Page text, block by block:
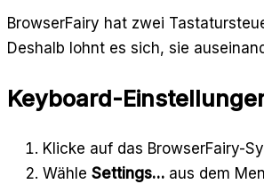
BrowserFairy hat zwei
Deshalb lohnt es sich, sie
Keyboard-
Klicke auf das BrowserFairy-
Wähle Settings… aus dem